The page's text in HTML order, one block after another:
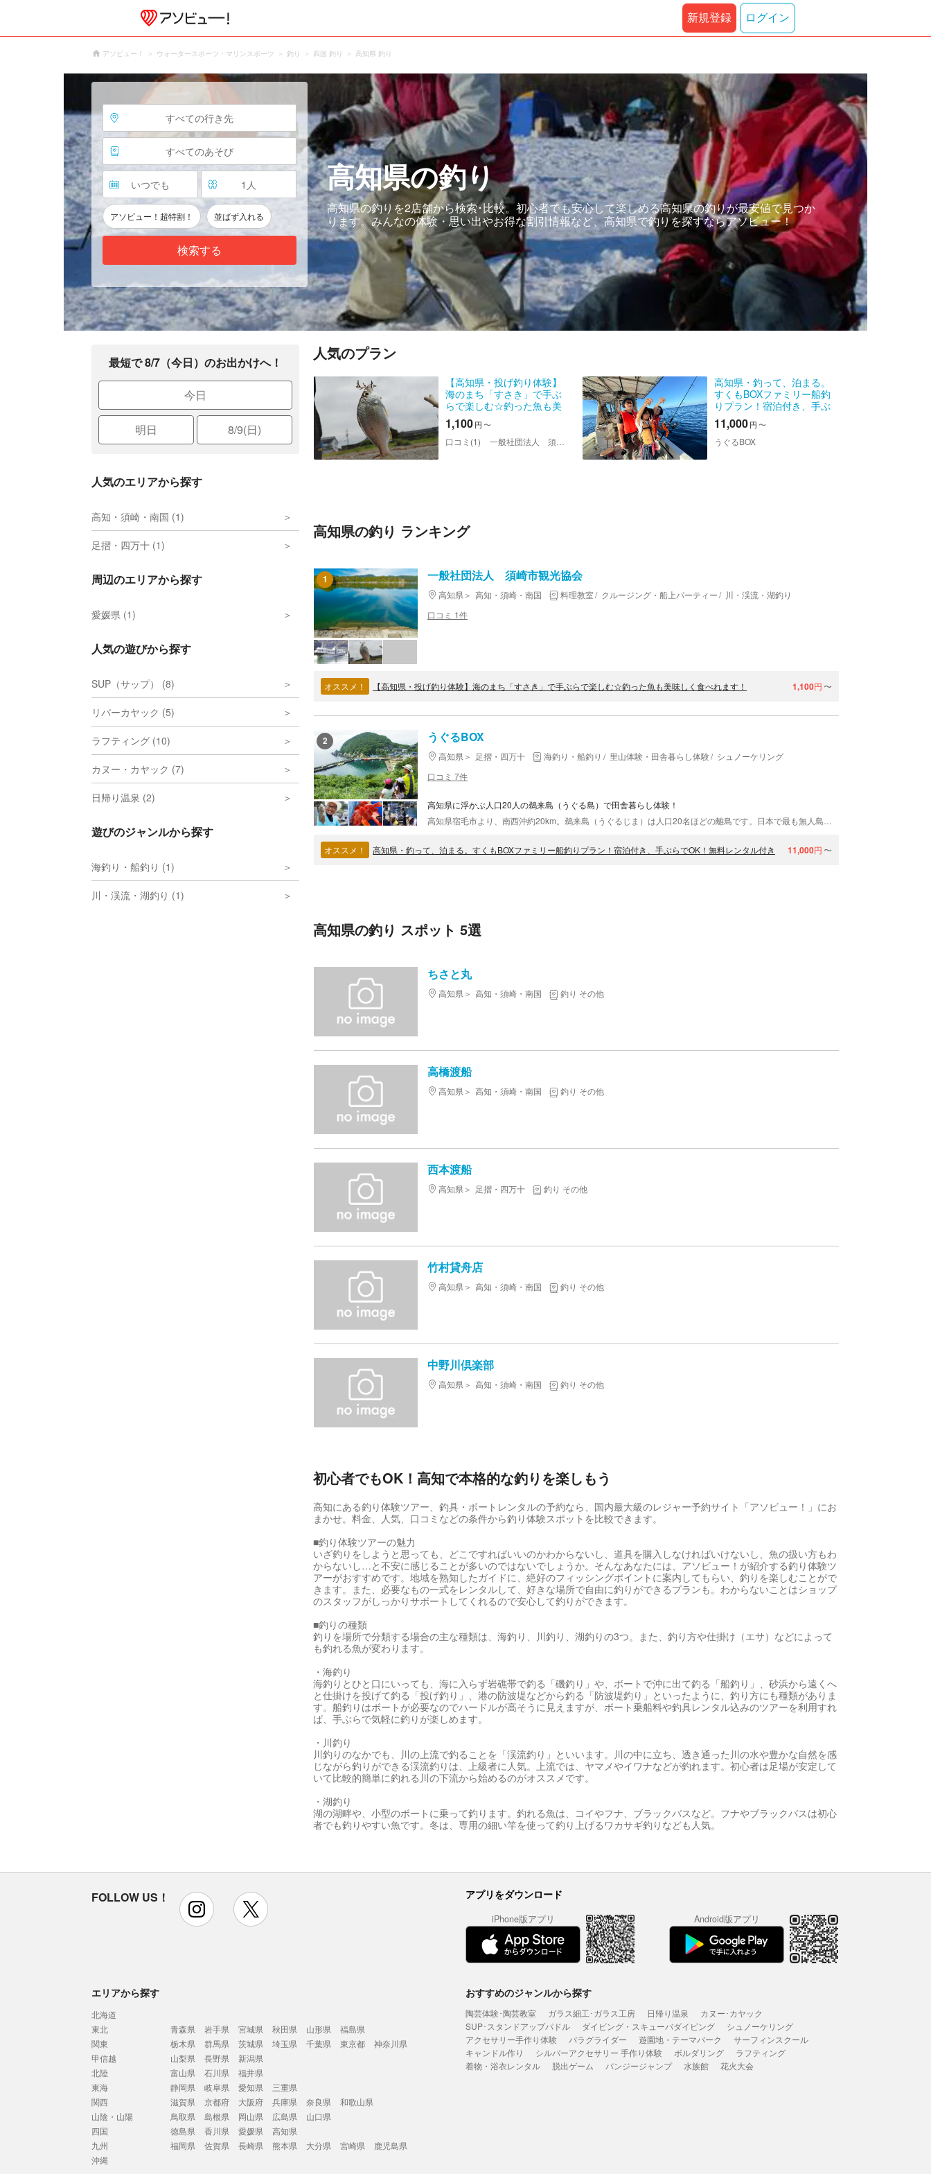
新規登録 ログイン
アソビュー！ ウォータースポーツ・マリンスポーツ 釣り 四国 釣り 高知県 釣り
すべての行き先
すべてのあそび
いつでも 1 人
アソビュー！超特割！ 並ばず入れる
検索する
高知県の釣り
高知県の釣りを2店舗から検索･比較。初心者でも安心して楽しめる高知県の釣りが最安値で見つか
ります。みんなの体験・思い出やお得な割引情報など、高知県で釣りを探すならアソビュー！
最短で 8/7（今日）のお出かけへ！
今日
明日 8/9(日)
人気のエリアから探す
高知・須崎・南国 (1)
足摺・四万十 (1)
周辺のエリアから探す
愛媛県 (1)
人気の遊びから探す
SUP（サップ） (8)
リバーカヤック (5)
ラフティング (10)
カヌー・カヤック (7)
日帰り温泉 (2)
遊びのジャンルから探す
海釣り・船釣り (1)
川・渓流・湖釣り (1)
人気のプラン
【高知県・投げ釣り体験】
海のまち「すさき」で手ぶ
らで楽しむ☆釣った魚も美
味しく食べれます！
1,100円 〜
口コミ(1) 一般社団法人 須崎市観光協会
高知県・釣って、泊まる。
すくもBOXファミリー船釣
りプラン！宿泊付き、手ぶ
らでOK！無料レンタル付き
11,000円 〜
うぐるBOX
高知県の釣り ランキング
1 一般社団法人 須崎市観光協会
高知県 高知・須崎・南国 料理教室 クルージング・船上パーティー
川・渓流・湖釣り
口コミ 1件
オススメ！ 【高知県・投げ釣り体験】海のまち「すさき」で手ぶらで楽しむ☆釣った魚も美味しく食べれます！ 1,100円 〜
2 うぐるBOX
高知県 足摺・四万十 海釣り・船釣り 里山体験・田舎暮らし体験
シュノーケリング
口コミ 7件
高知県に浮かぶ人口20人の鵜来島（うぐる島）で田舎暮らし体験！
オススメ！ 高知県・釣って、泊まる。すくもBOXファミリー船釣りプラン！宿泊付き、手ぶらでOK！無料レンタル付き 11,000円 〜
高知県の釣り スポット 5選
ちさと丸
高知県 高知・須崎・南国 釣り その他
高橋渡船
高知県 高知・須崎・南国 釣り その他
西本渡船
高知県 足摺・四万十 釣り その他
竹村貸舟店
高知県 高知・須崎・南国 釣り その他
中野川倶楽部
高知県 高知・須崎・南国 釣り その他
初心者でもOK！高知で本格的な釣りを楽しもう
高知にある釣り体験ツアー、釣具・ボートレンタルの予約なら、国内最大級のレジャー予約サイト「アソビュー！」にお
まかせ。料金、人気、口コミなどの条件から釣り体験スポットを比較できます。
■釣り体験ツアーの魅力
いざ釣りをしようと思っても、どこですればいいのかわからないし、道具を購入しなければいけないし、魚の扱い方もわ
からないし…と不安に感じることが多いのではないでしょうか。そんなあなたには、アソビュー！が紹介する釣り体験ツ
アーがおすすめです。地域を熟知したガイドに、絶好のフィッシングポイントに案内してもらい、釣りを楽しむことがで
きます。また、必要なもの一式をレンタルして、好きな場所で自由に釣りができるプランも。わからないことはショップ
のスタッフがしっかりサポートしてくれるので安心して釣りができます。
■釣りの種類
釣りを場所で分類する場合の主な種類は、海釣り、川釣り、湖釣りの3つ。また、釣り方や仕掛け（エサ）などによって
も釣れる魚が変わります。
・海釣り
海釣りとひと口にいっても、海に入らず岩礁帯で釣る「磯釣り」や、ボートで沖に出て釣る「船釣り」、砂浜から遠くへ
と仕掛けを投げて釣る「投げ釣り」、港の防波堤などから釣る「防波堤釣り」といったように、釣り方にも種類がありま
す。船釣りはボートが必要なのでハードルが高そうに見えますが、ボート乗船料や釣具レンタル込みのツアーを利用すれ
ば、手ぶらで気軽に釣りが楽しめます。
・川釣り
川釣りのなかでも、川の上流で釣ることを「渓流釣り」といいます。川の中に立ち、透き通った川の水や豊かな自然を感
じながら釣りができる渓流釣りは、上級者に人気。上流では、ヤマメやイワナなどが釣れます。初心者は足場が安定して
いて比較的簡単に釣れる川の下流から始めるのがオススメです。
・湖釣り
湖の湖畔や、小型のボートに乗って釣ります。釣れる魚は、コイやフナ、ブラックバスなど。フナやブラックバスは初心
者でも釣りやすい魚です。冬は、専用の細い竿を使って釣り上げるワカサギ釣りなども人気。
FOLLOW US！ instagram アプリをダウンロード
iPhone版アプリ Android版アプリ
エリアから探す
北海道
東北
青森県 岩手県 宮城県 秋田県 山形県
福島県
関東
栃木県 群馬県 茨城県 埼玉県 千葉県 東京都
神奈川県
甲信越
山梨県 長野県
新潟県
北陸
富山県 石川県
福井県
東海
静岡県 岐阜県 愛知県
三重県
関西
滋賀県 京都府 大阪府 兵庫県 奈良県
和歌山県
山陰・山陽
鳥取県 島根県 岡山県 広島県
山口県
四国
徳島県 香川県 愛媛県
高知県
九州
福岡県 佐賀県 長崎県 熊本県 大分県 宮崎県
鹿児島県
沖縄
おすすめのジャンルから探す
陶芸体験･陶芸教室 ガラス細工･ガラス工房 日帰り温泉
カヌー･カヤック
SUP･スタンドアップパドル
ダイビング・スキューバダイビング
シュノーケリング
アクセサリー手作り体験
パラグライダー 遊園地・テーマパーク
サーフィンスクール
キャンドル作り
シルバーアクセサリー 手作り体験 ボルダリング
ラフティング
着物・浴衣レンタル
脱出ゲーム バンジージャンプ 水族館 花火大会